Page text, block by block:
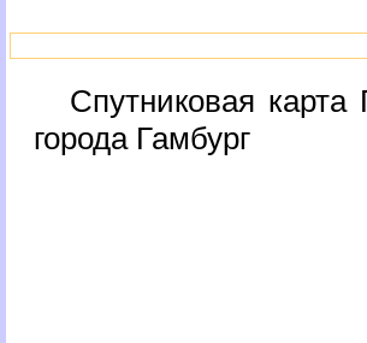
Спутниковая карта
орода Гамбур